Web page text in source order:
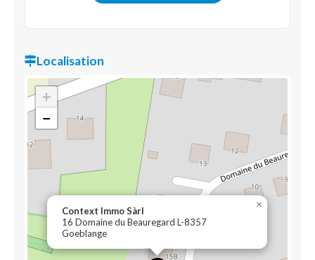
Localisation
Context Immo Sàrl
16 Domaine du Beauregard L-8357
Goeblange
×
+
−